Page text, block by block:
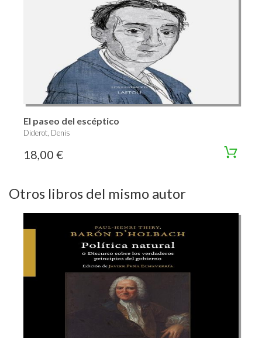
El paseo del escéptico
Diderot, Denis
18,00 €
Otros libros del mismo autor